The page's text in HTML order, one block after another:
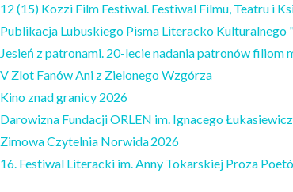
12 (15) Kozzi Film Festiwal. Festiwal Filmu, Teatru i
Publikacja Lubuskiego Pisma Literacko Kulturalnego
Jesień z patronami. 20-lecie nadania patronów filiom
V Zlot Fanów Ani z Zielonego Wzgórza
Kino znad granicy 2026
Darowizna Fundacji ORLEN im. Ignacego
Zimowa Czytelnia Norwida 2026
16. Festiwal Literacki im. Anny Tokarskiej Proza